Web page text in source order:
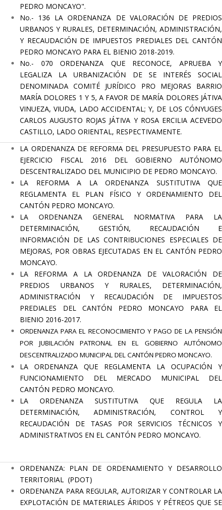
PEDRO MONCAYO".
No.- 136 LA ORDENANZA DE VALORACIÓN DE PREDIOS
URBANOS Y RURALES, DETERMINACIÓN, ADMINISTRACIÓN,
Y RECAUDACIÓN DE IMPUESTOS PREDIALES DEL CANTÓN
PEDRO MONCAYO PARA EL BIENIO 2018-2019.
No.- 070 ORDENANZA QUE RECONOCE, APRUEBA Y
LEGALIZA LA URBANIZACIÓN DE SE INTERÉS SOCIAL
DENOMINADA COMITÉ JURÍDICO PRO MEJORAS BARRIO
MARÍA DOLORES 1 Y 5, A FAVOR DE MARÍA DOLORES JÁTIVA
VINUEZA, VIUDA, LADO ACCIDENTAL; Y, DE LOS CÓNYUGES
CARLOS AUGUSTO ROJAS JÁTIVA Y ROSA ERCILIA ACEVEDO
CASTILLO, LADO ORIENTAL, RESPECTIVAMENTE.
LA ORDENANZA DE REFORMA DEL PRESUPUESTO PARA EL
EJERCICIO FISCAL 2016 DEL GOBIERNO AUTÓNOMO
DESCENTRALIZADO DEL MUNICIPIO DE PEDRO MONCAYO.
LA REFORMA A LA ORDENANZA SUSTITUTIVA QUE
REGLAMENTA EL PLAN FÍSICO Y ORDENAMIENTO DEL
CANTÓN PEDRO MONCAYO.
LA ORDENANZA GENERAL NORMATIVA PARA LA
DETERMINACIÓN, GESTIÓN, RECAUDACIÓN E
INFORMACIÓN DE LAS CONTRIBUCIONES ESPECIALES DE
MEJORAS, POR OBRAS EJECUTADAS EN EL CANTÓN PEDRO
MONCAYO.
LA REFORMA A LA ORDENANZA DE VALORACIÓN DE
PREDIOS URBANOS Y RURALES, DETERMINACIÓN,
ADMINISTRACIÓN Y RECAUDACIÓN DE IMPUESTOS
PREDIALES DEL CANTÓN PEDRO MONCAYO PARA EL
BIENIO 2016-2017.
ORDENANZA PARA EL RECONOCIMIENTO Y PAGO DE LA PENSIÓN
POR JUBILACIÓN PATRONAL EN EL GOBIERNO AUTÓNOMO
DESCENTRALIZADO MUNICIPAL DEL CANTÓN PEDRO MONCAYO.
LA ORDENANZA QUE REGLAMENTA LA OCUPACIÓN Y
FUNCIONAMIENTO DEL MERCADO MUNICIPAL DEL
CANTÓN PEDRO MONCAYO.
LA ORDENANZA SUSTITUTIVA QUE REGULA LA
DETERMINACIÓN, ADMINISTRACIÓN, CONTROL Y
RECAUDACIÓN DE TASAS POR SERVICIOS TÉCNICOS Y
ADMINISTRATIVOS EN EL CANTÓN PEDRO MONCAYO.
ORDENANZA: PLAN DE ORDENAMIENTO Y DESARROLLO
TERRITORIAL (PDOT)
ORDENANZA PARA REGULAR, AUTORIZAR Y CONTROLAR LA
EXPLOTACIÓN DE MATERIALES ÁRIDOS Y PÉTREOS QUE SE